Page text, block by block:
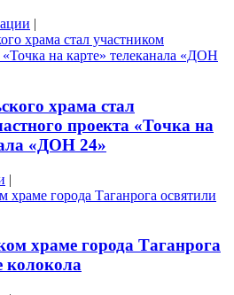
|
храма стал
проекта «Точка на
«ДОН 24»
|
храме города Таганрога
колокола